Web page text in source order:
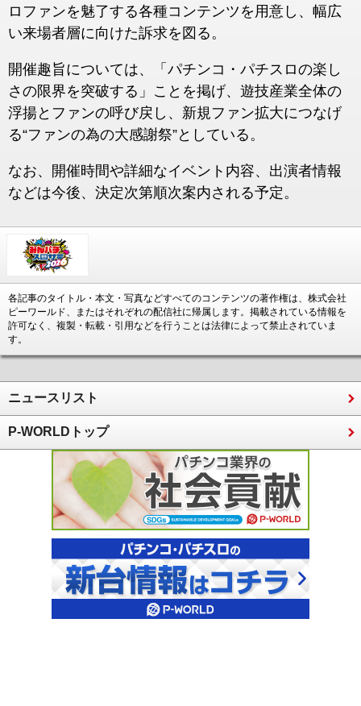
ロファンを魅了する各種コンテンツを用意し、幅広
い来場者層に向けた訴求を図る。
開催趣旨については、「パチンコ・パチスロの楽し
さの限界を突破する」ことを掲げ、遊技産業全体の
浮揚とファンの呼び戻し、新規ファン拡大につなげ
る“ファンの為の大感謝祭”としている。
なお、開催時間や詳細なイベント内容、出演者情報
などは今後、決定次第順次案内される予定。
各記事のタイトル・本文・写真などすべてのコンテンツの著作権は、株式会社
ピーワールド、またはそれぞれの配信社に帰属します。掲載されている情報を
許可なく、複製・転載・引用などを行うことは法律によって禁止されていま
す。
ニュースリスト
P-WORLDトップ